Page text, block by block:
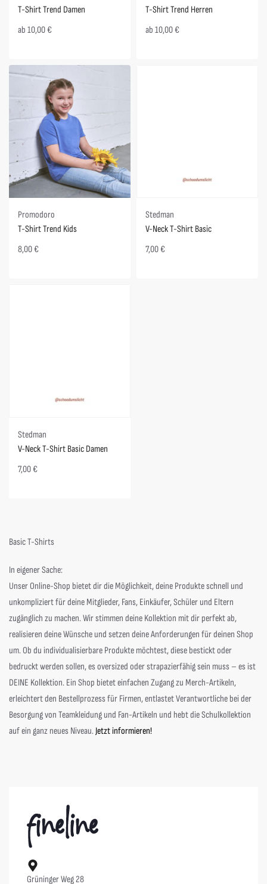
T-Shirt Trend Damen
ab 10,00 €
T-Shirt Trend Herren
ab 10,00 €
Promodoro
T-Shirt Trend Kids
8,00 €
Stedman
V-Neck T-Shirt Basic
7,00 €
Stedman
V-Neck T-Shirt Basic Damen
7,00 €
Basic T-Shirts
In eigener Sache:
Unser Online-Shop bietet dir die Möglichkeit, deine Produkteschnell und
unkompliziertfür deine Mitglieder, Fans, Einkäufer, Schüler und Eltern
zugänglich zu machen.Wir stimmen deine Kollektion mit dir perfekt ab,
realisieren deine Wünsche und setzen deine Anforderungen für deinen Shop
um. Ob du individualisierbare Produkte möchtest, diese bestickt oder
bedruckt werden sollen, es oversized oder strapazierfähig sein muss – es ist
DEINE Kollektion. Ein Shop bietet einfachen Zugang zu Merch-Artikeln,
erleichtert den Bestellprozess für Firmen, entlastet Verantwortliche bei der
Besorgung von Teamkleidung und Fan-Artikeln und hebt die Schulkollektion
auf ein ganz neues Niveau. Jetzt informieren!
Grüninger Weg 28